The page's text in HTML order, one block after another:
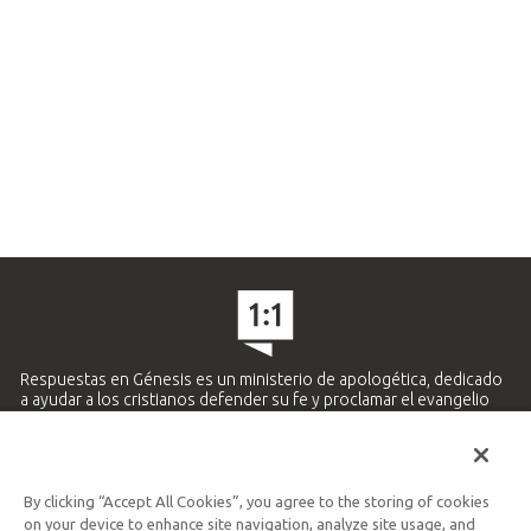
Respuestas en Génesis es un ministerio de apologética, dedicado
a ayudar a los cristianos defender su fe y proclamar el evangelio
Ministerio Hispano y Latinoamericano
By clicking “Accept All Cookies”, you agree to the storing of cookies
on your device to enhance site navigation, analyze site usage, and